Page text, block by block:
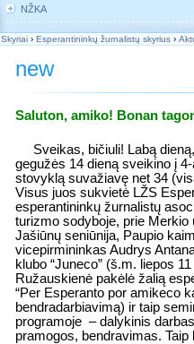
NŽKA
Skyriai › Esperantininkų žurnalistų skyrius ›
new
Saluton, amiko! Bonan
Sveikas, bičiuli! Labą dieną,
gegužės 14 dieną sveikino į
stovyklą suvažiavę net 34
Visus juos sukvietė LŽS
esperantininkų žurnalistų
turizmo sodyboje, prie Merkio
Jašiūnų seniūnija, Paupio
vicepirmininkas Audrys
klubo “Juneco” (š.m. liepos
Ružauskienė pakėlė žalią
“Per Esperanto por amikeco
bendradarbiavimą) ir taip
programoje – dalykinis
pramogos, bendravimas. Taip